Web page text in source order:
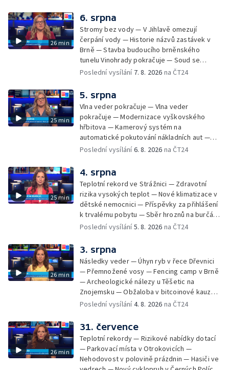
26 min
6. srpna
Stromy bez vody — V Jihlavě omezují
čerpání vody — Historie názvů zastávek v
Brně — Stavba budoucího brněnského
tunelu Vinohrady pokračuje — Soud se
žhářem zlínského baru — Odložení bourání
Czech Rally Zlín — Začal 7. ročník festivalu
Pop Messe — Přestavba mostu v Hodoníně
— Fenomén památníčků
Poslední vysílání 7. 8. 2026 na ČT24
25 min
5. srpna
Vlna veder pokračuje — Vlna veder
pokračuje — Modernizace vyškovského
hřbitova — Kamerový systém na
automatické pokutování nákladních aut —
Demolice vyhořelé budovy ve Zlíně — Případ
stadionu na Vyškovsku — Výstraha před
bouřkami — Brno hostí Mezinárodní kytarový
festival — Očkování po kousnutí netopýrem
Poslední vysílání6. 8. 2026 na ČT24
25 min
4. srpna
Teplotní rekord ve Strážnici — Zdravotní
rizika vysokých teplot — Nové klimatizace v
dětské nemocnici — Příspěvky za přihlášení
k trvalému pobytu — Sběr hroznů na burčák
— Dokončení oprav vedení — Skončil termín
vody v obcích — Vyschlá koryta potoků —
Sdílení strážníků na Brněnsku
Poslední vysílání5. 8. 2026 na ČT24
26 min
3. srpna
Následky veder — Úhyn ryb v řece Dřevnici
— Přemnožené vosy — Fencing camp v Brně
— Archeologické nálezy u Těšetic na
Znojemsku — Obžaloba v bitcoinové kauze
— Přestavba silnice přes Bzenec na
Zašové — Letní opravy divadel — Český hlas
ve vesmíru
Poslední vysílání4. 8. 2026 na ČT24
26 min
31. července
Teplotní rekordy — Rizikové nabídky dotací
— Parkovací místa v Otrokovicích —
Nehodovost v polovině prázdnin — Hasiči ve